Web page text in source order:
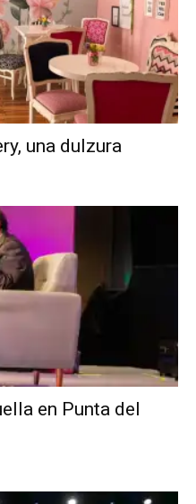
una dulzura
en Punta del